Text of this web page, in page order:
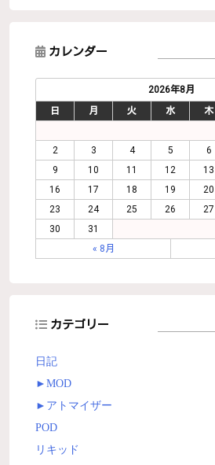
カレンダー
2026年8月
日
月 火 水 木
2
3 4 5 6
9
10 11 12 13
16
17 18 19 20
23
24 25 26 27
30
31
« 8月
カテゴリー
日記
► MOD
► アトマイザー
POD
リキッド